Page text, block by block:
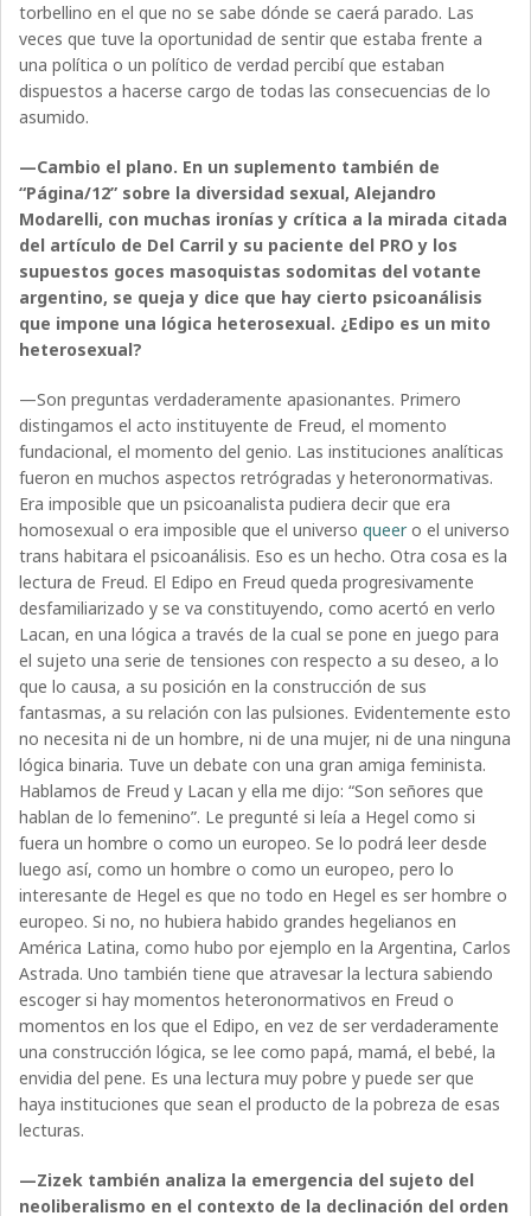
torbellino en el que no se sabe dónde se caerá parado. Las
veces que tuve la oportunidad de sentir que estaba frente a
una política o un político de verdad percibí que estaban
dispuestos a hacerse cargo de todas las consecuencias de lo
asumido.
—Cambio el plano. En un suplemento también de
“Página/12” sobre la diversidad sexual, Alejandro
Modarelli, con muchas ironías y crítica a la mirada citada
del artículo de Del Carril y su paciente del PRO y los
supuestos goces masoquistas sodomitas del votante
argentino, se queja y dice que hay cierto psicoanálisis
que impone una lógica heterosexual. ¿Edipo es un mito
heterosexual?
—Son preguntas verdaderamente apasionantes. Primero
distingamos el acto instituyente de Freud, el momento
fundacional, el momento del genio. Las instituciones analíticas
fueron en muchos aspectos retrógradas y heteronormativas.
Era imposible que un psicoanalista pudiera decir que era
homosexual o era imposible que el universoqueero el universo
trans habitara el psicoanálisis. Eso es un hecho. Otra cosa es la
lectura de Freud. El Edipo en Freud queda progresivamente
desfamiliarizado y se va constituyendo, como acertó en verlo
Lacan, en una lógica a través de la cual se pone en juego para
el sujeto una serie de tensiones con respecto a su deseo, a lo
que lo causa, a su posición en la construcción de sus
fantasmas, a su relación con las pulsiones. Evidentemente esto
no necesita ni de un hombre, ni de una mujer, ni de una ninguna
lógica binaria. Tuve un debate con una gran amiga feminista.
Hablamos de Freud y Lacan y ella me dijo: “Son señores que
hablan de lo femenino”. Le pregunté si leía a Hegel como si
fuera un hombre o como un europeo. Se lo podrá leer desde
luego así, como un hombre o como un europeo, pero lo
interesante de Hegel es que no todo en Hegel es ser hombre o
europeo. Si no, no hubiera habido grandes hegelianos en
América Latina, como hubo por ejemplo en la Argentina, Carlos
Astrada. Uno también tiene que atravesar la lectura sabiendo
escoger si hay momentos heteronormativos en Freud o
momentos en los que el Edipo, en vez de ser verdaderamente
una construcción lógica, se lee como papá, mamá, el bebé, la
envidia del pene. Es una lectura muy pobre y puede ser que
haya instituciones que sean el producto de la pobreza de esas
lecturas.
—Zizek también analiza la emergencia del sujeto del
neoliberalismo en el contexto de la declinación del orden